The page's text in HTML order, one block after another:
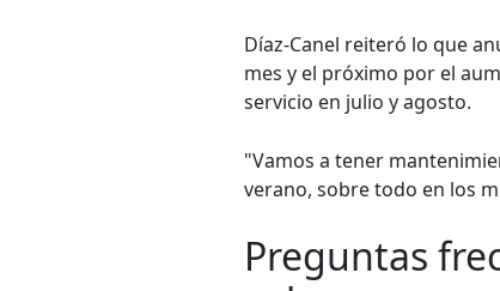
Díaz-Canel reiteró lo que
mes y el próximo por el
servicio en julio y agosto.
"Vamos a tener
verano, sobre todo en los
Preguntas